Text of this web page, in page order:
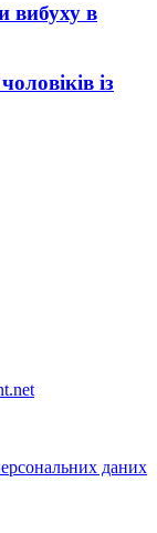
вибуху в
із
даних